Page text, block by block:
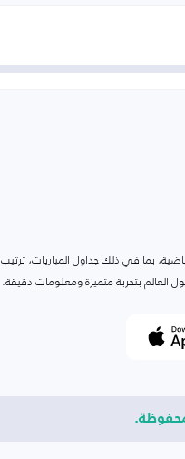
بما في ذلك جداول المباريات، ترتيب
العالم بتجربة متميزة ومعلومات دقيقة.